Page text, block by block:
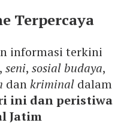
Terpercaya
informasi terkini
, seni, sosial budaya,
dankriminal dalam
ini dan peristiwa
Jatim